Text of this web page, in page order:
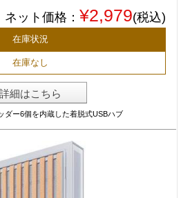
ネット価格： ¥2,979(税込)
在庫状況
在庫なし
詳細はこちら
ダー6個を内蔵した着脱式USBハブ